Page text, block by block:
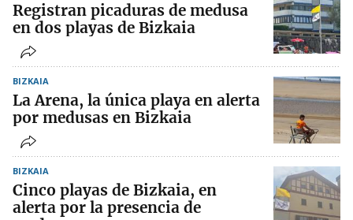
Registran picaduras de medusa
en dos playas de Bizkaia
BIZKAIA
La Arena, la única playa en alerta
por medusas en Bizkaia
BIZKAIA
Cinco playas de Bizkaia, en
alerta por la presencia de